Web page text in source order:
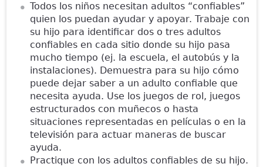
Todos los niños necesitan adultos “confiables”
quien los puedan ayudar y apoyar. Trabaje con
su hijo para identificar dos o tres adultos
confiables en cada sitio donde su hijo pasa
mucho tiempo (ej. la escuela, el autobús y la
instalaciones). Demuestra para su hijo cómo
puede dejar saber a un adulto confiable que
necesita ayuda. Use los juegos de rol, juegos
estructurados con muñecos o hasta
situaciones representadas en películas o en la
televisión para actuar maneras de buscar
ayuda.
Practique con los adultos confiables de su hijo.